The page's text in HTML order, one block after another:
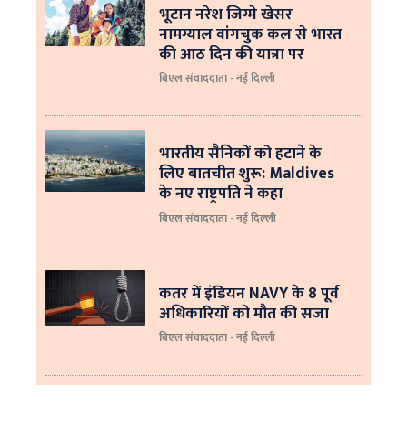
भूटान नरेश जिग्मे खेसर
नामग्याल वांगचुक कल से भारत
की आठ दिन की यात्रा पर
बिएल संवाददाता - नई दिल्ली
भारतीय सैनिकों को हटाने के
लिए बातचीत शुरू: Maldives
के नए राष्ट्रपति ने कहा
बिएल संवाददाता - नई दिल्‍ली
कतर में इंडियन NAVY के 8 पूर्व
अधिकारियों को मौत की सजा
बिएल संवाददाता - नई दिल्ली